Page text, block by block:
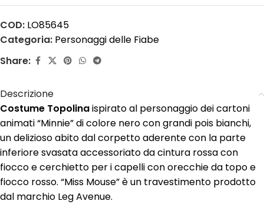
COD: LO85645
Categoria: Personaggi delle Fiabe
Share:
Descrizione
Costume Topolinaispirato al personaggio dei cartoni
animati “Minnie” di colore nero con grandi pois bianchi,
un delizioso abito dal corpetto aderente con la parte
inferiore svasata accessoriato da cintura rossa con
fiocco e cerchietto per i capelli con orecchie da topo e
fiocco rosso. “Miss Mouse” è un travestimento prodotto
dal marchio Leg Avenue.